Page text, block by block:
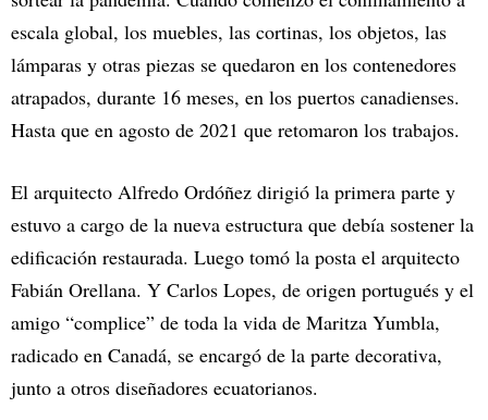
escala global, los muebles, las cortinas, los objetos, las
lámparas y otras piezas se quedaron en los contenedores
atrapados, durante 16 meses, en los puertos canadienses.
Hasta que en agosto de 2021 que retomaron los trabajos.
El arquitecto Alfredo Ordóñez dirigió la primera parte y
estuvo a cargo de la nueva estructura que debía sostener la
edificación restaurada. Luego tomó la posta el arquitecto
Fabián Orellana. Y Carlos Lopes, de origen portugués y el
amigo “complice” de toda la vida de Maritza Yumbla,
radicado en Canadá, se encargó de la parte decorativa,
junto a otros diseñadores ecuatorianos.